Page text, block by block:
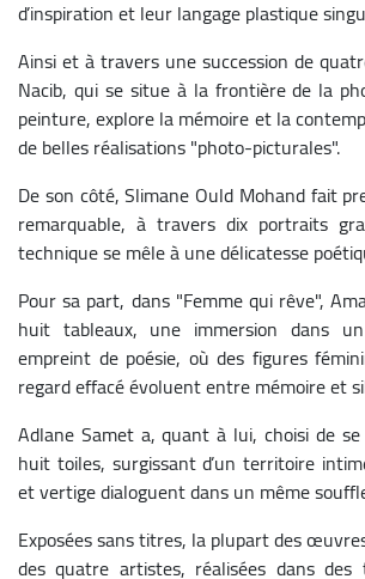
d’inspiration et leur langage plastique
Ainsi et à travers une succession de
Nacib, qui se situe à la frontière de la
peinture, explore la mémoire et la
de belles réalisations "photo-picturales".
De son côté, Slimane Ould Mohand fait
remarquable, à travers dix portraits
technique se mêle à une délicatesse
Pour sa part, dans "Femme qui rêve",
huit tableaux, une immersion dans
empreint de poésie, où des figures
regard effacé évoluent entre mémoire et
Adlane Samet a, quant à lui, choisi de
huit toiles, surgissant d’un territoire
et vertige dialoguent dans un même
Exposées sans titres, la plupart des
des quatre artistes, réalisées dans des